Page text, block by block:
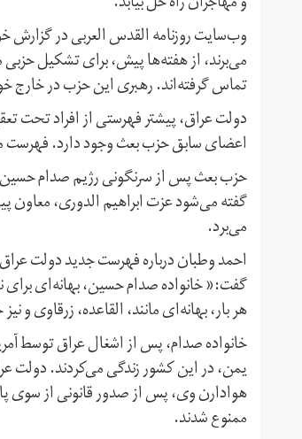
وب‌سایت روزنامه القدس العربی در گزارش
می‌برند، از هفته‌ها پیش، برای تشکیل
تماس گرفته‌اند. رهبری این حزب در خارج
دولت عراق، پیشتر فهرستی از افراد تحت
اعضای سابق حزب بعث وجود دارد. فهرست مشابهی نیز در سال ۲۰۰۶
گفته می‌شود عزت ابراهیم الدوری،
می‌برد.
احمد وطبان درباره فهرست جدید دولت
گفت:« خانواده صدام حسین، بهانه‌ای برای
هر بار، بهانه‌ای مانند، القاعده، زرقاوی
خانواده صدام، پس از اشغال عراق توسط
یمن، در این کشور زندگی می‌کردند. دولت
هوادارن وی، پس از صدور قانونی از سوی
ممنوع شدند.